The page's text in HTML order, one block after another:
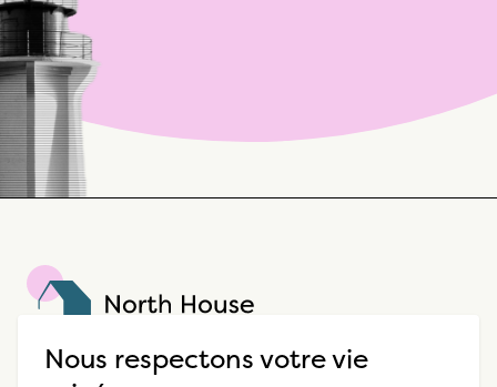
North House est une entreprise
Nous respectons votre vie